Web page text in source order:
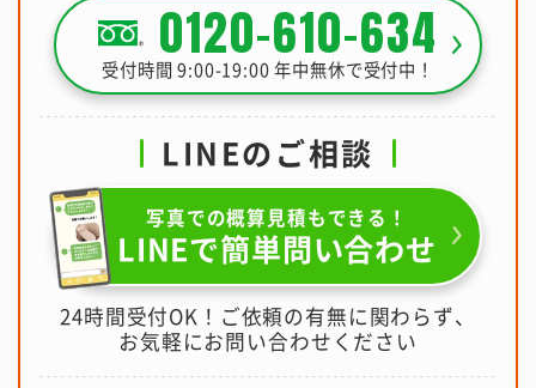
0120-610-634
受付時間 9:00-19:00 年中無休で受付中！
LINEのご相談
写真での概算見積もできる！
LINEで簡単問い合わせ
24時間受付OK！ご依頼の有無に関わらず、
お気軽にお問い合わせください